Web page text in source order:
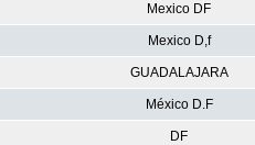
Mexico DF
Mexico D,f
GUADALAJARA
México D.F
DF